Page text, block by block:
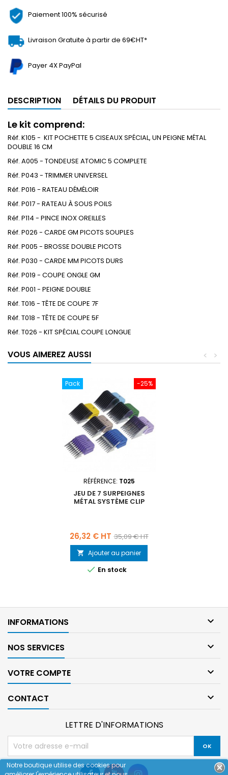
Notre boutique utilise des cookies pour
Paiement 100% sécurisé
Livraison Gratuite à partir de 69€HT*
Payer 4X PayPal
DESCRIPTION DÉTAILS DU PRODUIT
Le kit comprend:
Réf. K105 - KIT POCHETTE 5 CISEAUX SPÉCIAL, UN PEIGNE MÉTAL
DOUBLE 16 CM
Réf. A005 - TONDEUSE ATOMIC 5 COMPLETE
Réf. P043 - TRIMMER UNIVERSEL
Réf. P016 - RATEAU DÉMÉLOIR
Réf. P017 - RATEAU À SOUS POILS
Réf. P114 - PINCE INOX OREILLES
Réf. P026 - CARDE GM PICOTS SOUPLES
Réf. P005 - BROSSE DOUBLE PICOTS
Réf. P030 - CARDE MM PICOTS DURS
Réf. P019 - COUPE ONGLE GM
Réf. P001 - PEIGNE DOUBLE
Réf. T016 - TÊTE DE COUPE 7F
Réf. T018 - TÊTE DE COUPE 5F
Réf. T026 - KIT SPÉCIAL COUPE LONGUE
VOUS AIMEREZ AUSSI >
<
-25%
Pack
RÉFÉRENCE: T025
JEU DE 7 SURPEIGNES
MÉTAL SYSTÈME CLIP
Prix
26,32 € HT Prix
de
base
35,09 € HT
 Ajouter au panier
 En stock
INFORMATIONS 
NOS SERVICES 
VOTRE COMPTE 
CONTACT 
LETTRE D'INFORMATIONS